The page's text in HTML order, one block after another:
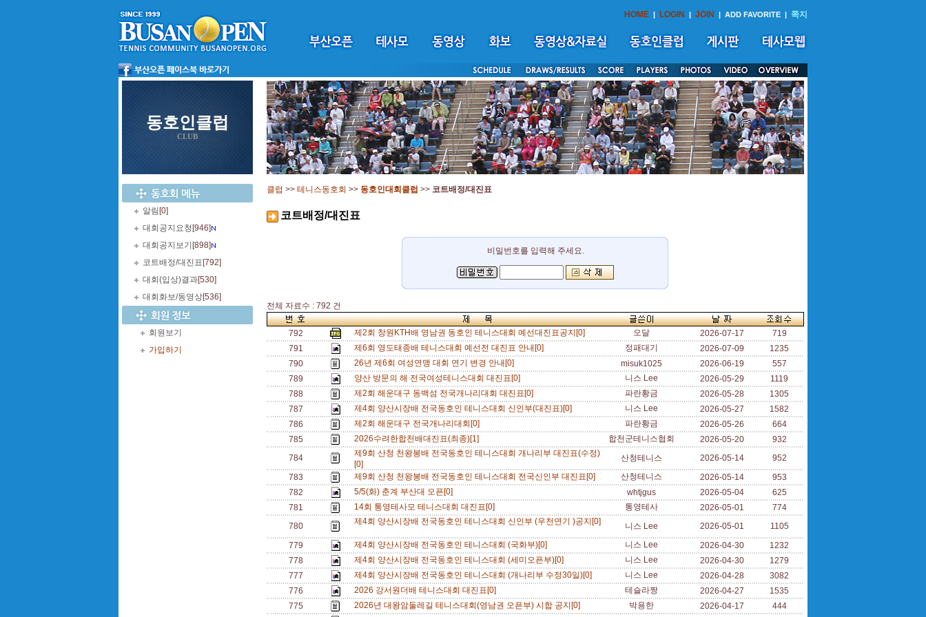
HOME | LOGIN | JOIN | ADD FAVORITE | 쪽지
동호인클럽
CLUB
알림 [0]
대회공지요청 [946]
대회공지보기 [898]
코트배정/대진표 [792]
대회(입상)결과[530]
대회화보/동영상[536]
회원보기
가입하기
클럽 >> 테니스동호회 >> 동호인대회클럽 >> 코트배정/대진표
코트배정/대진표
비밀번호를 입력해 주세요.
전체 자료수 : 792 건
792 제2회 창원KTH배 영남권 동호인 테니스대회 예선대진표공지[0] 오달 2026-07-17
719
791
제6회 영도태종배 테니스대회 예선전 대진표 안내[0] 정패대기 2026-07-09
1235
790
26년 제6회 여성연맹 대회 연기 변경 안내[0] misuk1025 2026-06-19
557
789
양산 방문의 해 전국여성테니스대회 대진표[0] 니스 Lee 2026-05-29
1119
788
제2회 해운대구 동백섬 전국개나리대회 대진표[0] 파란황금 2026-05-28
1305
787
제4회 양산시장배 전국동호인 테니스대회 신인부(대진표)[0] 니스 Lee 2026-05-27
1582
786
제2회 해운대구 전국개나리대회[0] 파란황금 2026-05-26
664
785
2026수려한합천배대진표(최종)[1] 합천군테니스협회 2026-05-20
932
784
제9회 산청 천왕봉배 전국동호인 테니스대회 개나리부 대진표(수정)
[0]
산청테니스 2026-05-14
952
783
제9회 산청 천왕봉배 전국동호인 테니스대회 전국신인부 대진표[0] 산청테니스 2026-05-14
953
782
5/5(화) 춘계 부산대 오픈[0] whtjgus 2026-05-04
625
781
14회 통영테사모 테니스대회 대진표[0] 통영테사 2026-05-01
774
780
제4회 양산시장배 전국동호인 테니스대회 신인부 (우천연기 )공지[0] 니스 Lee 2026-05-01
1105
779
제4회 양산시장배 전국동호인 테니스대회 (국화부)[0] 니스 Lee 2026-04-30
1232
778
제4회 양산시장배 전국동호인 테니스대회 (세미오픈부)[0] 니스 Lee 2026-04-30
1279
777
제4회 양산시장배 전국동호인 테니스대회 (개나리부 수정30일)[0] 니스 Lee 2026-04-28
3082
776
2026 강서원더배 테니스대회 대진표[0] 테슬라짱 2026-04-27
1535
775
2026년 대왕암둘레길 테니스대회(영남권 오픈부) 시합 공지[0] 박용한 2026-04-17
444